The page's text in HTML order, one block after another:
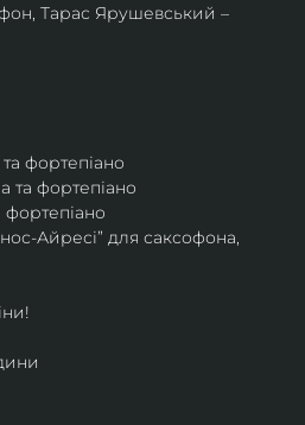
Тарас Ярушевський –
фортепіано
та фортепіано
фортепіано
Айресі” для саксофона,